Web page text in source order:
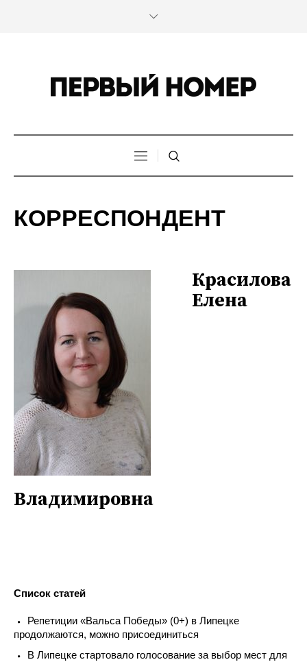
КОРРЕСПОНДЕНТ
Красилова
Елена
Владимировна
Список статей
Репетиции «Вальса Победы» (0+) в Липецке
продолжаются, можно присоединиться
В Липецке стартовало голосование за выбор мест для